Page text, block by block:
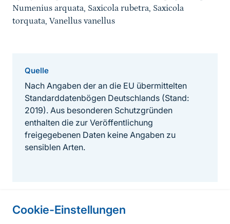
Cookie-Einstellungen
Numenius arquata, Saxicola rubetra, Saxicola
torquata, Vanellus vanellus
Quelle
Nach Angaben der an die EU übermittelten
Standarddatenbögen Deutschlands (Stand:
2019). Aus besonderen Schutzgründen
enthalten die zur Veröffentlichung
freigegebenen Daten keine Angaben zu
sensiblen Arten.
Informationen zur Seite